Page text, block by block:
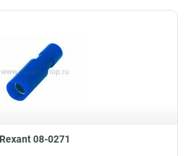
Rexant 08-0271